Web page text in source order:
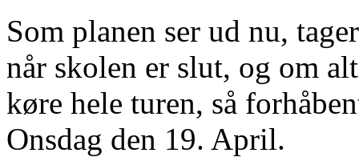
Som planen ser ud nu,
når skolen er slut, og om
køre hele turen, så
Onsdag den 19. April.